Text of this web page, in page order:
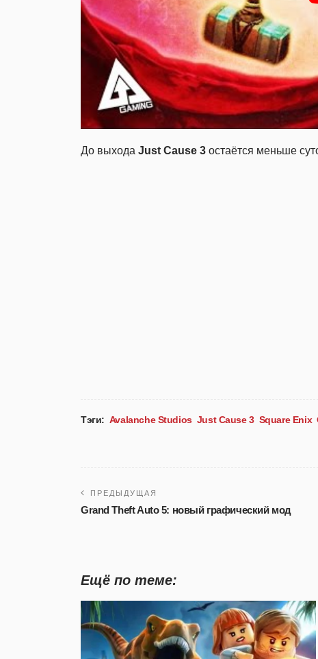
До выхода Just Cause 3 остаётся меньше
Тэги: Avalanche Studios Just Cause 3 Square Enix
ПРЕДЫДУЩАЯ
Grand Theft Auto 5: новый графический мод
Ещё по теме: